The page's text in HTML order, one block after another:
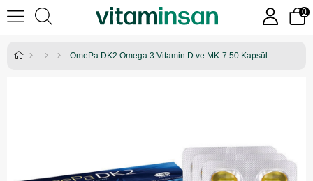
0
OmePa DK2 Omega 3 Vitamin D ve MK-7 50 Kapsül